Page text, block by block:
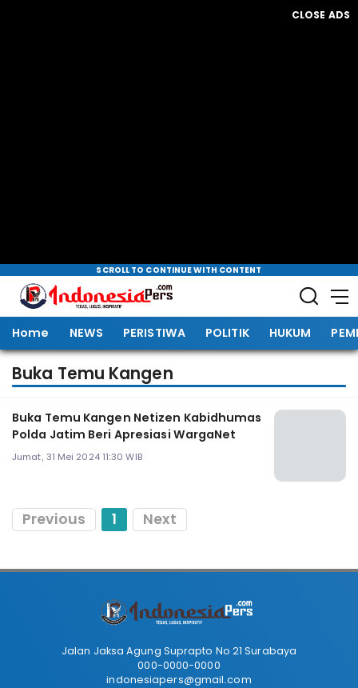
CLOSE ADS
SCROLL TO CONTINUE WITH CONTENT
Home NEWS PERISTIWA POLITIK HUKUM
Buka Temu Kangen
Buka Temu Kangen Netizen Kabidhumas
Polda Jatim Beri Apresiasi WargaNet
Jumat, 31 Mei 2024 11:30 WIB
Previous 1 Next
Jalan Jaksa Agung Suprapto No 21 Surabaya
000-0000-0000
indonesiapers@gmail.com